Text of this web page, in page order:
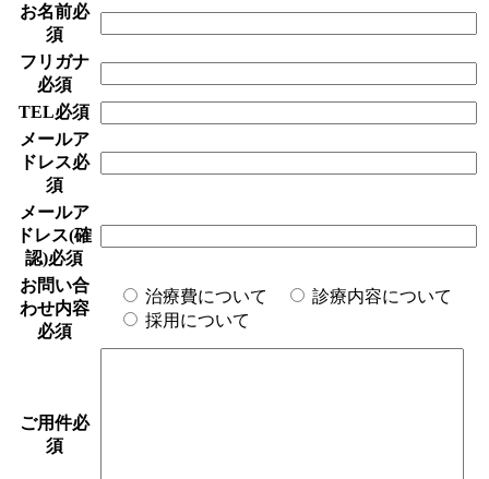
お名前必
須
フリガナ
必須
TEL必須
メールア
ドレス必
須
メールア
ドレス(確
認)必須
お問い合
わせ内容
必須
治療費について
診療内容について
採用について
ご用件必
須